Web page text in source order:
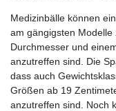
Medizinbälle können
am gängigsten
Durchmesser und
anzutreffen sind. Die
dass auch
Größen ab 19
anzutreffen sind. Noch